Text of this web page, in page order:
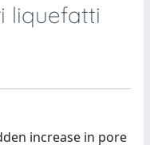
liquefatti
increase in pore